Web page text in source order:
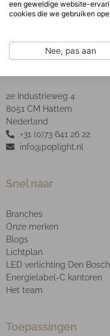
een geweldige website-
cookies die we gebruiken
Nee, pas aan
2e Industrieweg 4
8051 CM Hattem
Nederland
+31 (0)73 641 26 22
info@poplight.nl
Snel naar
Branches
Onze merken
Blogs
Lichtplan
LED verlichting Den Bosch
Energielabel-C kantoren
Het team
Toepassingen